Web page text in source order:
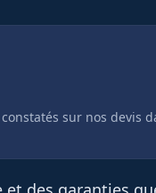
sur nos devis